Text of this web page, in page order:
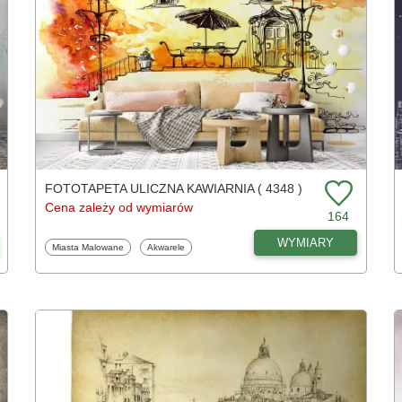
FOTOTAPETA ULICZNA KAWIARNIA ( 4348 )
Cena zależy od wymiarów
164
Fototapety
Miasta Malowane Fototapety
Akwarele WYMIARY